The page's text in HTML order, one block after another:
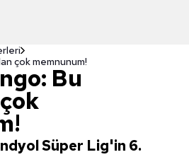
çok memnunum!
Bu
Süper Lig'in 6.